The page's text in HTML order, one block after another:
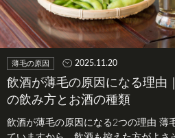
薄毛の原因 2025.11.20
飲酒が薄毛の原因になる理由
の飲み方とお酒の種類
飲酒が薄毛の原因になる2つの理由 薄